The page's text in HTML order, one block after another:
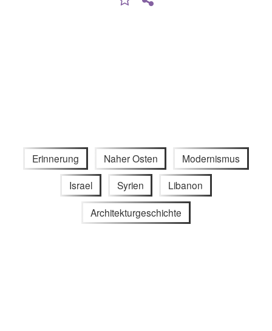
Erinnerung Naher Osten Modernismus
Israel Syrien Libanon
Architekturgeschichte